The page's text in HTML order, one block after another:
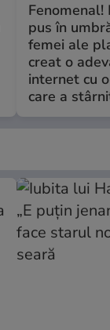
pus în
femei ale
creat o
internet cu
care a